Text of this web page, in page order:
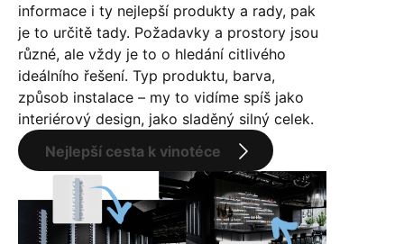
informace i ty nejlepší produkty a rady, pak
je to určitě tady. Požadavky a prostory jsou
různé, ale vždy je to o hledání citlivého
ideálního řešení. Typ produktu, barva,
způsob instalace – my to vidíme spíš jako
interiérový design, jako sladěný silný celek.
Nejlepší cesta k vinotéce